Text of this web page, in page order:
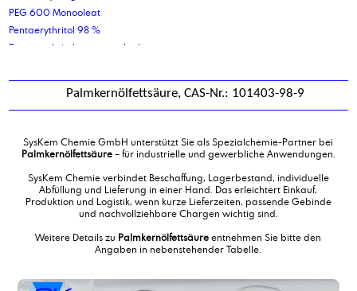
PEG 600 Monooleat
Pentaerythritol 98 %
Pentaerythritoltetracaprylat/caprat
Pentaerythritoltetrastearat
Pharmazeutisches Weißöl
Polyalkylenglykol ISO VG220
Polyalphaolefin Type 8 cSt
Polyaluminiumchlorid-Lösung 18%
Polyethylenglykol 200
Polyethylenglykol 400
Palmkernölfettsäure, CAS-Nr.: 101403-98-9
SysKem Chemie GmbH unterstützt Sie als Spezialchemie-Partner bei
Palmkernölfettsäure– für industrielle und gewerbliche Anwendungen.
SysKem Chemie verbindet Beschaffung, Lagerbestand, individuelle
Abfüllung und Lieferung in einer Hand. Das erleichtert Einkauf,
Produktion und Logistik, wenn kurze Lieferzeiten, passende Gebinde
und nachvollziehbare Chargen wichtig sind.
Weitere Details zu Palmkernölfettsäureentnehmen Sie bitte den
Angaben in nebenstehender Tabelle.